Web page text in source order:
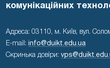
комунікаційних
Адреса: 03110, м. Київ, вул.
E-mail: info@duikt.edu.ua
Скринька довіри: